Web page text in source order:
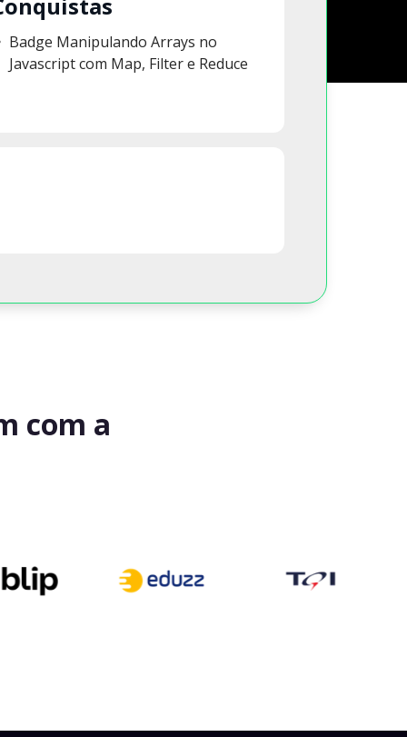
Badge Manipulando Arrays no
Javascript com Map, Filter e Reduce
com a